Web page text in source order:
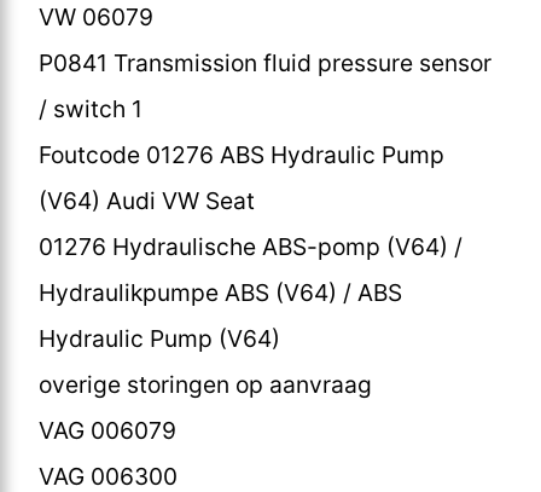
VW 06079
P0841 Transmission fluid pressure sensor
/ switch 1
Foutcode 01276 ABS Hydraulic Pump
(V64) Audi VW Seat
01276 Hydraulische ABS-pomp (V64) /
Hydraulikpumpe ABS (V64) / ABS
Hydraulic Pump (V64)
overige storingen op aanvraag
VAG 006079
VAG 006300